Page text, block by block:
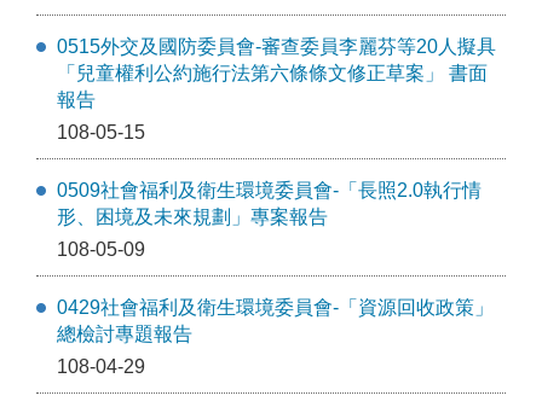
0515外交及國防委員會-審查委員李麗芬等20人擬具
「兒童權利公約施行法第六條條文修正草案」 書面
報告
108-05-15
0509社會福利及衛生環境委員會-「長照2.0執行情
形、困境及未來規劃」專案報告
108-05-09
0429社會福利及衛生環境委員會-「資源回收政策」
總檢討專題報告
108-04-29